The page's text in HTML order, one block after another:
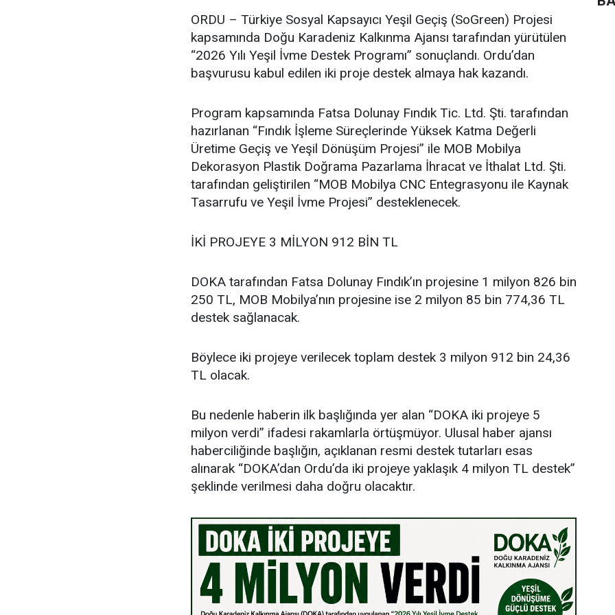
ORDU – Türkiye Sosyal Kapsayıcı Yeşil Geçiş (SoGreen) Projesi
kapsamında Doğu Karadeniz Kalkınma Ajansı tarafından yürütülen
“2026 Yılı Yeşil İvme Destek Programı” sonuçlandı. Ordu’dan
başvurusu kabul edilen iki proje destek almaya hak kazandı.
Program kapsamında Fatsa Dolunay Fındık Tic. Ltd. Şti. tarafından
hazırlanan “Fındık İşleme Süreçlerinde Yüksek Katma Değerli
Üretime Geçiş ve Yeşil Dönüşüm Projesi” ile MOB Mobilya
Dekorasyon Plastik Doğrama Pazarlama İhracat ve İthalat Ltd. Şti.
tarafından geliştirilen “MOB Mobilya CNC Entegrasyonu ile Kaynak
Tasarrufu ve Yeşil İvme Projesi” desteklenecek.
İKİ PROJEYE 3 MİLYON 912 BİN TL
DOKA tarafından Fatsa Dolunay Fındık’ın projesine 1 milyon 826 bin
250 TL, MOB Mobilya’nın projesine ise 2 milyon 85 bin 774,36 TL
destek sağlanacak.
Böylece iki projeye verilecek toplam destek 3 milyon 912 bin 24,36
TL olacak.
Bu nedenle haberin ilk başlığında yer alan “DOKA iki projeye 5
milyon verdi” ifadesi rakamlarla örtüşmüyor. Ulusal haber ajansı
haberciliğinde başlığın, açıklanan resmi destek tutarları esas
alınarak “DOKA’dan Ordu’da iki projeye yaklaşık 4 milyon TL destek”
şeklinde verilmesi daha doğru olacaktır.